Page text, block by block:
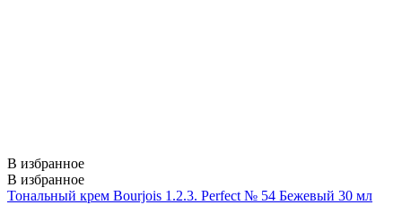
В избранное
В избранное
Тональный крем Bourjois 1.2.3. Perfect № 54 Бежевый 30 мл